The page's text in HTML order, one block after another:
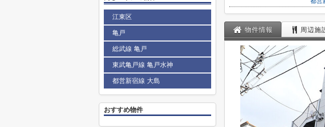
物件情報 周辺施
江東区
亀戸
総武線 亀戸
東武亀戸線 亀戸水神
都営新宿線 大島
おすすめ物件